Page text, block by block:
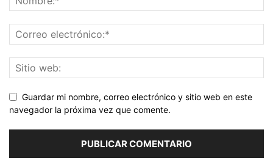
Guardar mi nombre, correo electrónico y sitio web en este
navegador la próxima vez que comente.